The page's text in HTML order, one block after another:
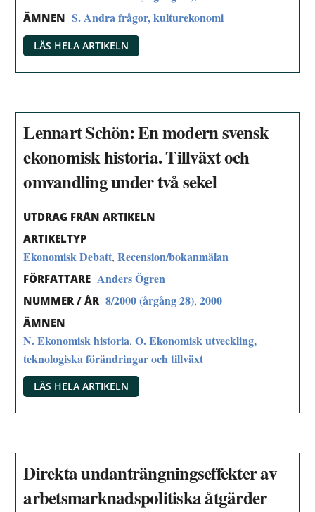
ÄMNEN S. Andra frågor, kulturekonomi
LÄS HELA ARTIKELN
Lennart Schön: En modern svensk
ekonomisk historia. Tillväxt och
omvandling under två sekel
UTDRAG FRÅN ARTIKELN
ARTIKELTYP
Ekonomisk Debatt,Recension/bokanmälan
FÖRFATTARE Anders Ögren
NUMMER / ÅR 8/2000 (årgång 28),2000
ÄMNEN
N. Ekonomisk historia,O. Ekonomisk utveckling,
teknologiska förändringar och tillväxt
LÄS HELA ARTIKELN
Direkta undanträngningseffekter av
arbetsmarknadspolitiska åtgärder